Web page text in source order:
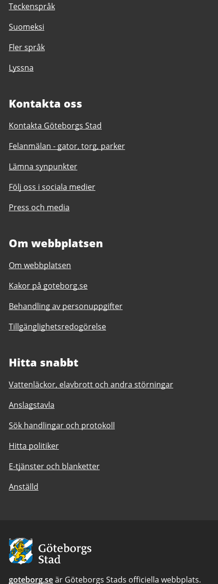
Teckenspråk
Suomeksi
Fler språk
Lyssna
Kontakta oss
Kontakta Göteborgs Stad
Felanmälan - gator, torg, parker
Lämna synpunkter
Följ oss i sociala medier
Press och media
Om webbplatsen
Om webbplatsen
Kakor på goteborg.se
Behandling av personuppgifter
Tillgänglighetsredogörelse
Hitta snabbt
Vattenläckor, elavbrott och andra störningar
Anslagstavla
Sök handlingar och protokoll
Hitta politiker
E-tjänster och blanketter
Anställd
Avsändare:
Göteborgs
Stad
goteborg.seär Göteborgs Stads officiella webbplats.